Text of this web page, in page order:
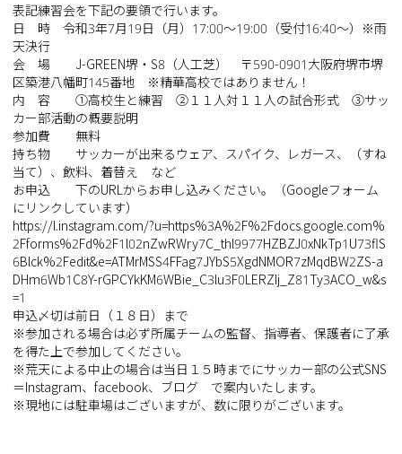
表記練習会を下記の要領で行います。
日 時 令和3年7月19日（月）17:00～19:00（受付16:40～）※雨
天決行
会 場 J-GREEN堺・S8（人工芝） 〒590-0901大阪府堺市堺
区築港八幡町145番地 ※精華高校ではありません！
内 容 ①高校生と練習 ②１１人対１１人の試合形式 ③サッ
カー部活動の概要説明
参加費 無料
持ち物 サッカーが出来るウェア、スパイク、レガース、（すね
当て）、飲料、着替え など
お申込 下のURLからお申し込みください。（Googleフォーム
にリンクしています）
https://l.instagram.com/?u=https%3A%2F%2Fdocs.google.com%
2Fforms%2Fd%2F1l02nZwRWry7C_thl9977HZBZJ0xNkTp1U73flS
6Blck%2Fedit&e=ATMrMSS4FFag7JYbS5XgdNMOR7zMqdBW2ZS-a
DHm6Wb1C8Y-rGPCYkKM6WBie_C3lu3F0LERZIj_Z81Ty3ACO_w&s
=1
申込〆切は前日（１８日）まで
※参加される場合は必ず所属チームの監督、指導者、保護者に了承
を得た上で参加してください。
※荒天による中止の場合は当日１５時までにサッカー部の公式SNS
＝Instagram、facebook、ブログ で案内いたします。
※現地には駐車場はございますが、数に限りがございます。